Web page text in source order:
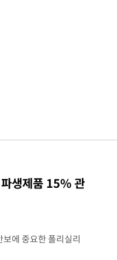
생제품 15% 관
에 중요한 폴리실리
를 단행했다. 트럼프